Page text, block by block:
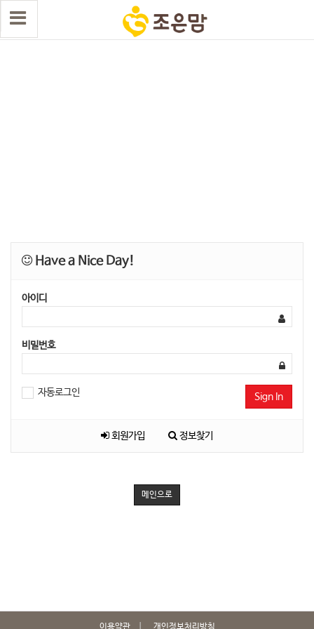
Have a Nice Day!
아이디
비밀번호
자동로그인 Sign In
회원가입 정보찾기
메인으로
이용약관 개인정보처리방침